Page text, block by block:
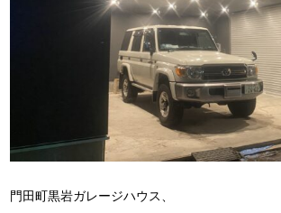
門田町黒岩ガレージハウス、